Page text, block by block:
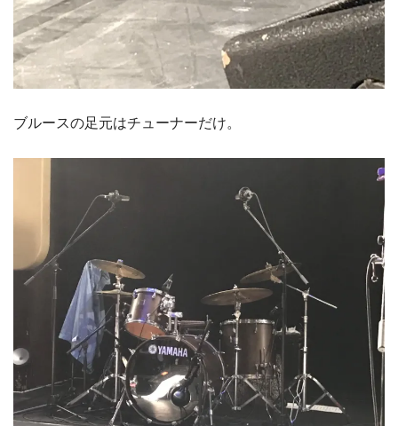
ブルースの足元はチューナーだけ。